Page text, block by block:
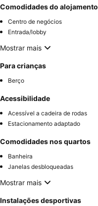
Comodidades do alojamento
Centro de negócios
Entrada/lobby
Mostrar mais
Para crianças
Berço
Acessibilidade
Acessível a cadeira de rodas
Estacionamento adaptado
Comodidades nos quartos
Banheira
Janelas desbloqueadas
Mostrar mais
Instalações desportivas